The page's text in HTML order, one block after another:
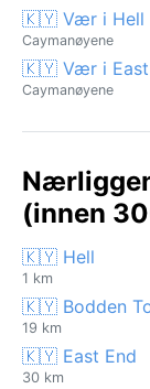
🇰🇾 Vær i Hell
Caymanøyene
🇰🇾 Vær i East
Caymanøyene
(innen
🇰🇾 Hell
1 km
🇰🇾 Bodden
19 km
🇰🇾 East End
30 km